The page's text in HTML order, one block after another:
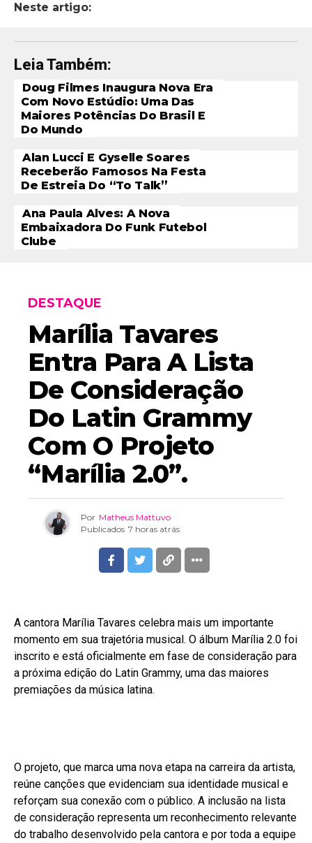
Neste artigo:
Leia Também:
Doug Filmes Inaugura Nova Era
Com Novo Estúdio: Uma Das
Maiores Potências Do Brasil E
Do Mundo
Alan Lucci E Gyselle Soares
Receberão Famosos Na Festa
De Estreia Do “To Talk”
Ana Paula Alves: A Nova
Embaixadora Do Funk Futebol
Clube
DESTAQUE
Marília Tavares
Entra Para A Lista
De Consideração
Do Latin Grammy
Com O Projeto
“Marília 2.0”.
Por Matheus Mattuvo
Publicados 7 horas atrás
A cantora Marília Tavares celebra mais um importante
momento em sua trajetória musical. O álbum Marília 2.0 foi
inscrito e está oficialmente em fase de consideração para
a próxima edição do Latin Grammy, uma das maiores
premiações da música latina.
O projeto, que marca uma nova etapa na carreira da artista,
reúne canções que evidenciam sua identidade musical e
reforçam sua conexão com o público. A inclusão na lista
de consideração representa um reconhecimento relevante
do trabalho desenvolvido pela cantora e por toda a equipe